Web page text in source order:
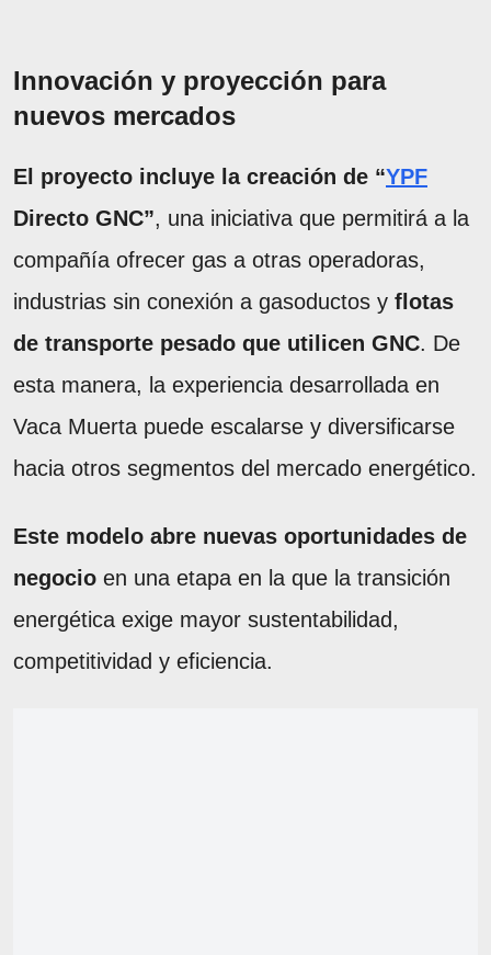
Innovación y proyección para
nuevos mercados
El proyecto incluye la creación de “YPF
Directo GNC”, una iniciativa que permitirá a la
compañía ofrecer gas a otras operadoras,
industrias sin conexión a gasoductos y flotas
de transporte pesado que utilicen GNC. De
esta manera, la experiencia desarrollada en
Vaca Muerta puede escalarse y diversificarse
hacia otros segmentos del mercado energético.
Este modelo abre nuevas oportunidades de
negocio en una etapa en la que la transición
energética exige mayor sustentabilidad,
competitividad y eficiencia.